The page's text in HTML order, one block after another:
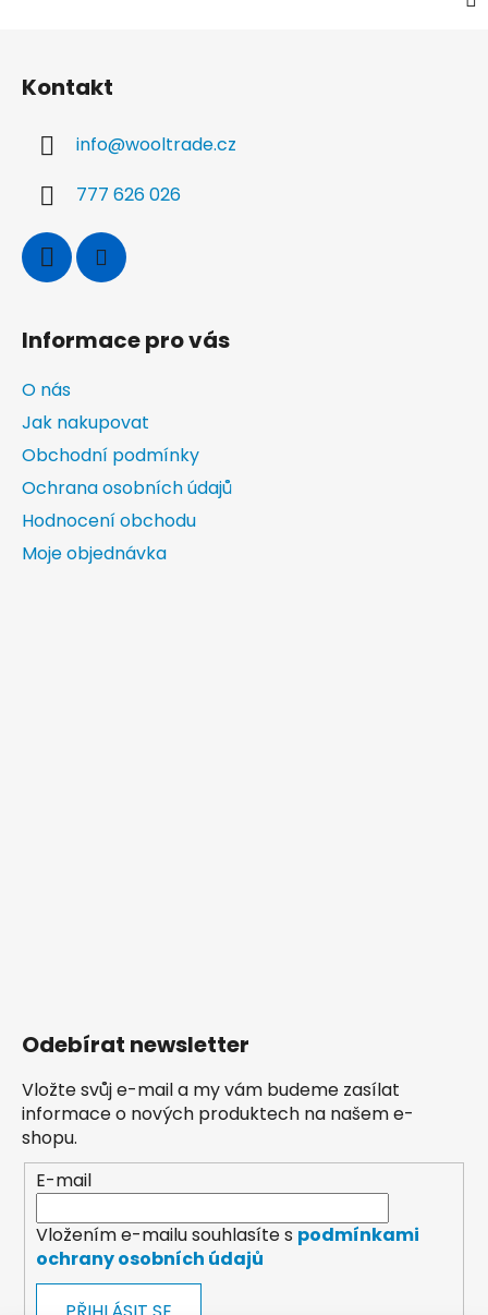
Kontakt
info@wooltrade.cz
777 626 026
Informace pro vás
O nás
Jak nakupovat
Obchodní podmínky
Ochrana osobních údajů
Hodnocení obchodu
Moje objednávka
Odebírat newsletter
Vložte svůj e-mail a my vám budeme zasílat
informace o nových produktech na našem e-
shopu.
E-mail
Vložením e-mailu souhlasíte s podmínkami
ochrany osobních údajů